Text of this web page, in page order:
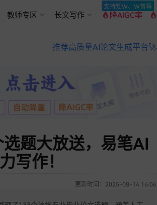
教师专区 长文写作
支持知W、W普等
降AIGC率
推荐高质量AI论文生成平台🚀
题大放送，易笔AI
写作！
更新时间：2025-08-14 16:06